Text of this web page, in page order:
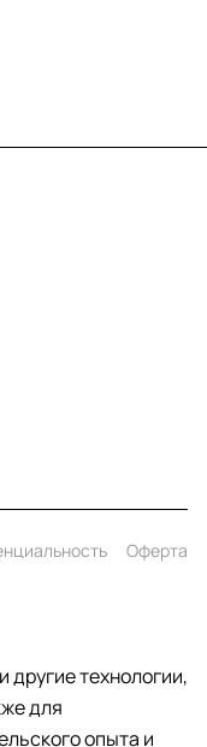
Оферта
технологии,
для
опыта и